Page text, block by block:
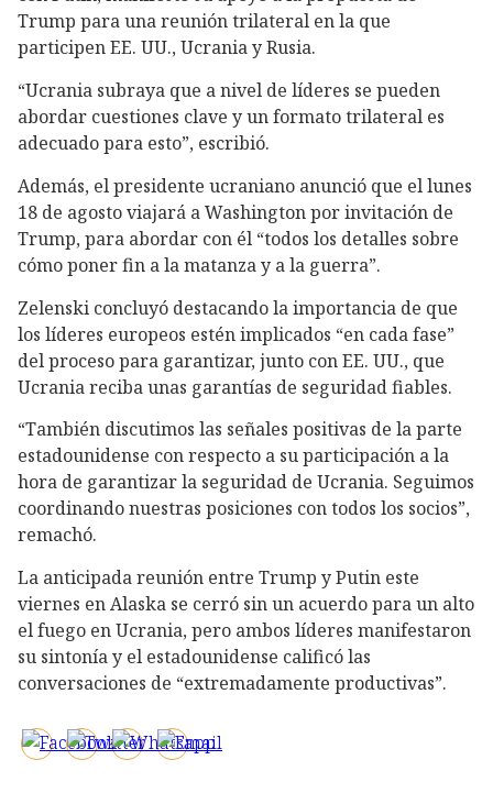
Trump para una reunión trilateral en la que
participen EE. UU., Ucrania y Rusia.
“Ucrania subraya que a nivel de líderes se pueden
abordar cuestiones clave y un formato trilateral es
adecuado para esto”, escribió.
Además, el presidente ucraniano anunció que el lunes
18 de agosto viajará a Washington por invitación de
Trump, para abordar con él “todos los detalles sobre
cómo poner fin a la matanza y a la guerra”.
Zelenski concluyó destacando la importancia de que
los líderes europeos estén implicados “en cada fase”
del proceso para garantizar, junto con EE. UU., que
Ucrania reciba unas garantías de seguridad fiables.
“También discutimos las señales positivas de la parte
estadounidense con respecto a su participación a la
hora de garantizar la seguridad de Ucrania. Seguimos
coordinando nuestras posiciones con todos los socios”,
remachó.
La anticipada reunión entre Trump y Putin este
viernes en Alaska se cerró sin un acuerdo para un alto
el fuego en Ucrania, pero ambos líderes manifestaron
su sintonía y el estadounidense calificó las
conversaciones de “extremadamente productivas”.